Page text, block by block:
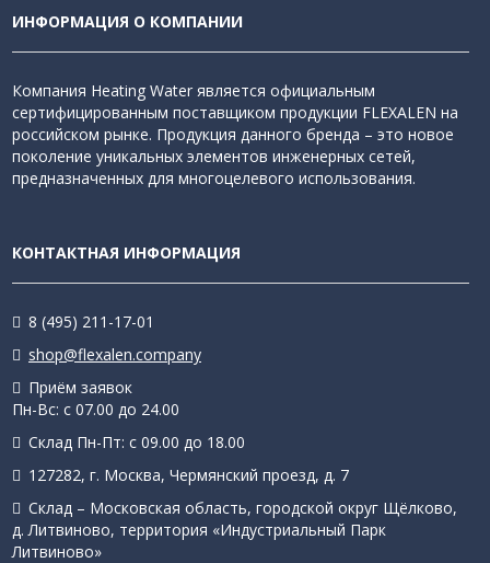
ИНФОРМАЦИЯ О КОМПАНИИ
Компания Heating Water является официальным
сертифицированным поставщиком продукции FLEXALEN на
российском рынке. Продукция данного бренда – это новое
поколение уникальных элементов инженерных сетей,
предназначенных для многоцелевого использования.
КОНТАКТНАЯ ИНФОРМАЦИЯ
8 (495) 211-17-01
shop@flexalen.company
Приём заявок
Пн-Вс: с 07.00 до 24.00
Склад Пн-Пт: с 09.00 до 18.00
127282, г. Москва, Чермянский проезд, д. 7
Склад – Московская область, городской округ Щёлково,
д. Литвиново, территория «Индустриальный Парк
Литвиново»